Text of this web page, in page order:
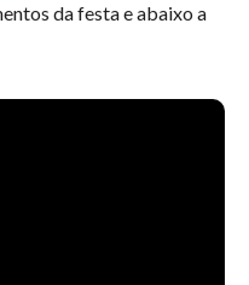
da festa e abaixo a